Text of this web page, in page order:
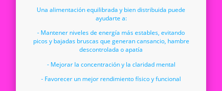
Una alimentación equilibrada y bien distribuida puede
ayudarte a:
- Mantener niveles de energía más estables, evitando
picos y bajadas bruscas que generan cansancio, hambre
descontrolada o apatía
- Mejorar la concentración y la claridad mental
- Favorecer un mejor rendimiento físico y funcional